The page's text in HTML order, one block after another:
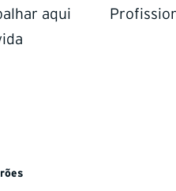
aqui
to complete the
strong alignment
and crews as we move